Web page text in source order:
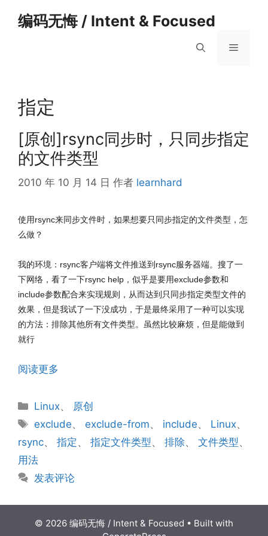
编码无悔 / Intent & Focused
菜
指定
[原创]rsync同步时，只同步指定
的文件类型
2010 年 10 月 14 日 作者 learnhard
使用rsync来同步文件时，如果想要只同步指定的文件类型，怎
么做？
我的环境：rsync客户端将文件推送到rsync服务器端。搜了一
下网络，看了一下rsync help，似乎是要用exclude参数和
include参数配合来实现规则，从而达到只同步指定类型文件的
效果，但是我试了一下没成功，于是最终采用了一种可以实现
的方法：排除其他所有文件类型。虽然比较麻烦，但是能做到
就行
阅读更多
分
Linux、 原创
标
exclude、 exclude-from、 include、 Linux、
rsync、 指定 、 指定文件类型、 排除、 文件类型、
用法
发表评论
© 2026 编码无悔 / Intent & Focused • Built with